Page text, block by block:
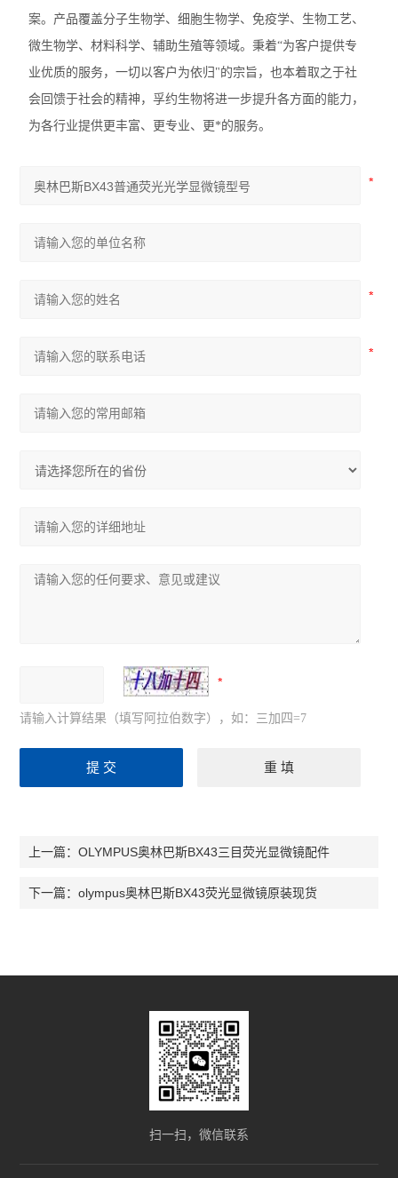
尼康TS2-FL倒置显微镜
徕卡DM3000生物显微镜
徕卡DM750生物显微镜
尼康SMZ745T体视显微镜
尼康Ei生物显微镜
奥林巴斯BX43生物显微镜
奥林巴斯CX43生物显微镜
显微镜
尼康Ts2倒置显微镜
奥林巴斯CX23生物显微镜
案。产品覆盖分子生物学、细胞生物学、免疫学、生物工艺、
微生物学、材料科学、辅助生殖等领域。秉着“为客户提供专
业优质的服务，一切以客户为依归"的宗旨，也本着取之于社
会回馈于社会的精神，孚约生物将进一步提升各方面的能力，
为各行业提供更丰富、更专业、更*的服务。
请输入计算结果（填写阿拉伯数字），如：三加四=7
上一篇：OLYMPUS奥林巴斯BX43三目荧光显微镜配件
下一篇：olympus奥林巴斯BX43荧光显微镜原装现货
扫一扫，微信联系